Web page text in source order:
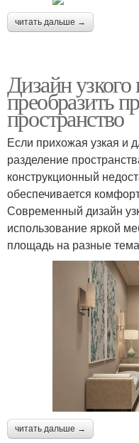
читать дальше →
Дизайн узкого
преобразить
пространство
Если прихожая узкая и
разделение
конструкционный
обеспечивается
Современный дизайн
использование яркой
площадь на разные
читать дальше →